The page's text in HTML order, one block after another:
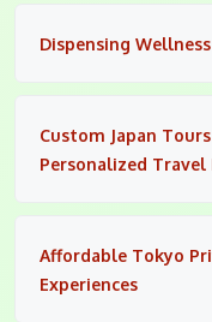
Dispensing
Custom Japan
Personalized Travel
Affordable Tokyo
Experiences